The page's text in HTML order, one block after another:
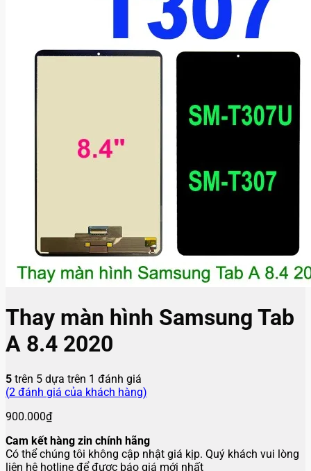
Thay màn hình Samsung Tab
A 8.4 2020
5 trên 5 dựa trên 1 đánh giá
(2 đánh giá của khách hàng)
900.000₫
Cam kết hàng zin chính hãng
Có thể chúng tôi không cập nhật giá kịp. Quý khách vui lòng
liên hệ hotline để được báo giá mới nhất